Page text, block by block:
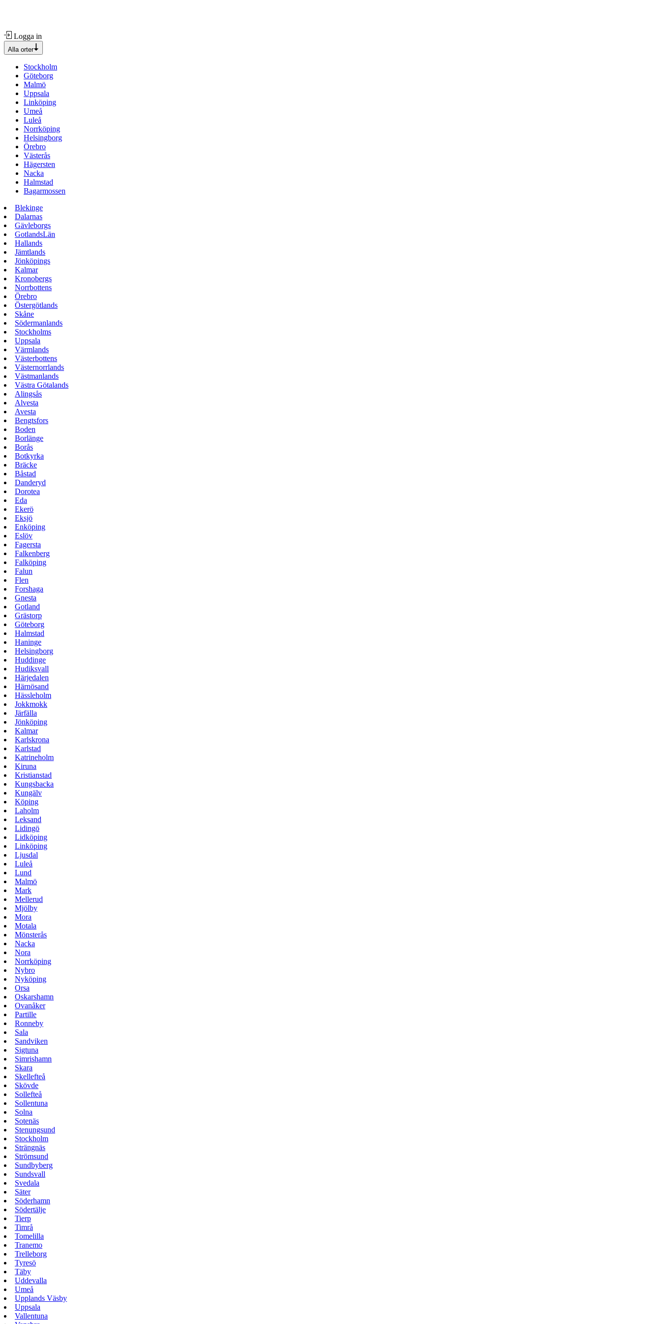
Logga in
Alla orter
Stockholm
Göteborg
Malmö
Uppsala
Linköping
Umeå
Luleå
Norrköping
Helsingborg
Örebro
Västerås
Hägersten
Nacka
Halmstad
Bagarmossen
Blekinge
Dalarnas
Gävleborgs
GotlandsLän
Hallands
Jämtlands
Jönköpings
Kalmar
Kronobergs
Norrbottens
Örebro
Östergötlands
Skåne
Södermanlands
Stockholms
Uppsala
Värmlands
Västerbottens
Västernorrlands
Västmanlands
Västra Götalands
Alingsås
Alvesta
Avesta
Bengtsfors
Boden
Borlänge
Borås
Botkyrka
Bräcke
Båstad
Danderyd
Dorotea
Eda
Ekerö
Eksjö
Enköping
Eslöv
Fagersta
Falkenberg
Falköping
Falun
Flen
Forshaga
Gnesta
Gotland
Grästorp
Göteborg
Halmstad
Haninge
Helsingborg
Huddinge
Hudiksvall
Härjedalen
Härnösand
Hässleholm
Jokkmokk
Järfälla
Jönköping
Kalmar
Karlskrona
Karlstad
Katrineholm
Kiruna
Kristianstad
Kungsbacka
Kungälv
Köping
Laholm
Leksand
Lidingö
Lidköping
Linköping
Ljusdal
Luleå
Lund
Malmö
Mark
Mellerud
Mjölby
Mora
Motala
Mönsterås
Nacka
Nora
Norrköping
Nybro
Nyköping
Orsa
Oskarshamn
Ovanåker
Partille
Ronneby
Sala
Sandviken
Sigtuna
Simrishamn
Skara
Skellefteå
Skövde
Sollefteå
Sollentuna
Solna
Sotenäs
Stenungsund
Stockholm
Strängnäs
Strömsund
Sundbyberg
Sundsvall
Svedala
Säter
Söderhamn
Södertälje
Tierp
Timrå
Tomelilla
Tranemo
Trelleborg
Tyresö
Täby
Uddevalla
Umeå
Upplands Väsby
Uppsala
Vallentuna